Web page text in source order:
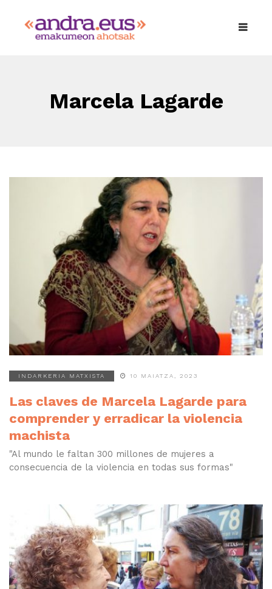
Marcela Lagarde
INDARKERIA MATXISTA 10 MAIATZA, 2023
Las claves de Marcela Lagarde para
comprender y erradicar la violencia
machista
"Al mundo le faltan 300 millones de mujeres a
consecuencia de la violencia en todas sus formas"